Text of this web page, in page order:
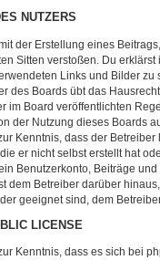
NUTZERS
der Erstellung eines
Sitten verstoßen. Du
Links und Bilder zu
des Boards übt das
im Board veröffentlichten
der Nutzung dieses Boards
Kenntnis, dass der
er nicht selbst erstellt hat
Benutzerkonto, Beiträge
dem Betreiber darüber
geeignet sind, dem
LICENSE
Kenntnis, dass es sich bei